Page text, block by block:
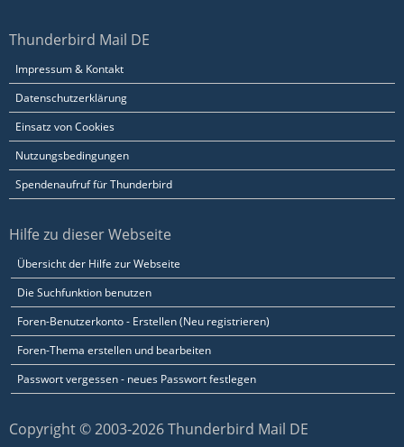
Thunderbird Mail DE
Impressum & Kontakt
Datenschutzerklärung
Einsatz von Cookies
Nutzungsbedingungen
Spendenaufruf für Thunderbird
Hilfe zu dieser Webseite
Übersicht der Hilfe zur Webseite
Die Suchfunktion benutzen
Foren-Benutzerkonto - Erstellen (Neu registrieren)
Foren-Thema erstellen und bearbeiten
Passwort vergessen - neues Passwort festlegen
Copyright © 2003-2026 Thunderbird Mail DE